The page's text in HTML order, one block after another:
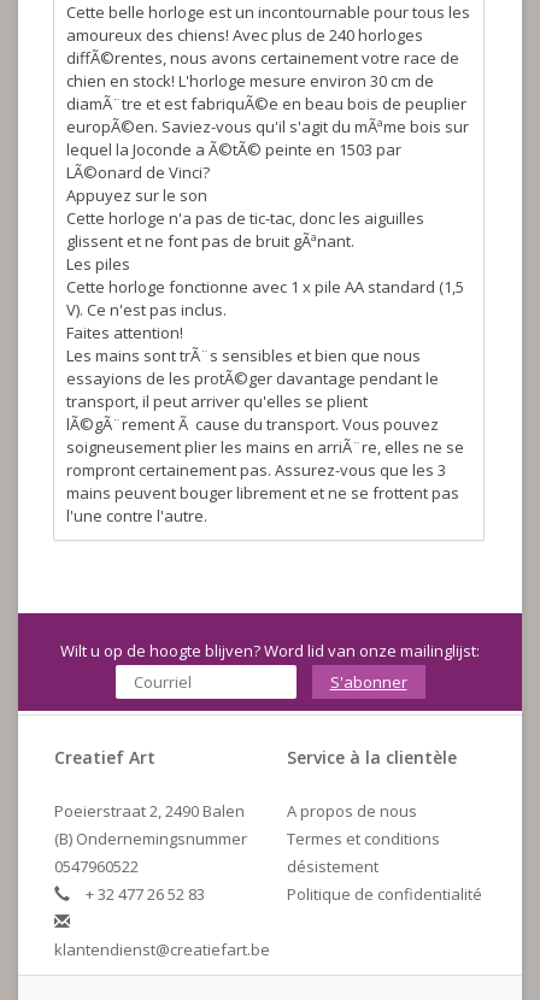
Cette belle horloge est un incontournable pour tous les
amoureux des chiens! Avec plus de 240 horloges
diffÃ©rentes, nous avons certainement votre race de
chien en stock! L'horloge mesure environ 30 cm de
diamÃ¨tre et est fabriquÃ©e en beau bois de peuplier
europÃ©en. Saviez-vous qu'il s'agit du mÃªme bois sur
lequel la Joconde a Ã©tÃ© peinte en 1503 par
LÃ©onard de Vinci?
Appuyez sur le son
Cette horloge n'a pas de tic-tac, donc les aiguilles
glissent et ne font pas de bruit gÃªnant.
Les piles
Cette horloge fonctionne avec 1 x pile AA standard (1,5
V). Ce n'est pas inclus.
Faites attention!
Les mains sont trÃ¨s sensibles et bien que nous
essayions de les protÃ©ger davantage pendant le
transport, il peut arriver qu'elles se plient
lÃ©gÃ¨rement Ã cause du transport. Vous pouvez
soigneusement plier les mains en arriÃ¨re, elles ne se
rompront certainement pas. Assurez-vous que les 3
mains peuvent bouger librement et ne se frottent pas
l'une contre l'autre.
Wilt u op de hoogte blijven? Word lid van onze mailinglijst:
S'abonner
Creatief Art
Poeierstraat 2, 2490 Balen
(B) Ondernemingsnummer
0547960522
+ 32 477 26 52 83
klantendienst@creatiefart.be
Service à la clientèle
A propos de nous
Termes et conditions
désistement
Politique de confidentialité